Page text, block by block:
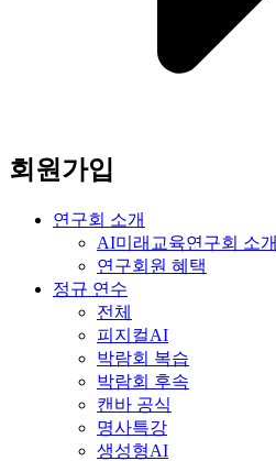
회원가입
연구회 소개
AI미래교육연구회 소개
연구회원 혜택
정규 연수
전체
피지컬AI
박람회 복습
박람회 후속
캔바 공식
명사특강
생성형AI